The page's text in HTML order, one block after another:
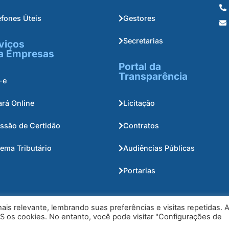
Úteis
Empresas
e
Online
de Certidão
Tributário
Gestores
Secretarias
Portal da
Transparência
Licitação
Contratos
Audiências Públicas
Portarias
relevante, lembrando suas preferências e visitas repetidas.
os cookies. No entanto, você pode visitar "Configurações de